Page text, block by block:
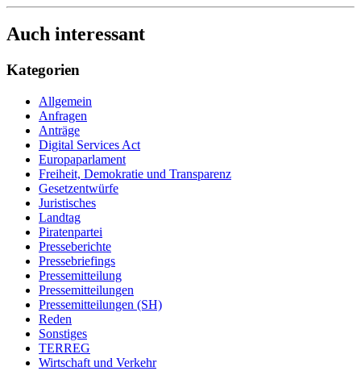
Auch interessant
Kategorien
Allgemein
Anfragen
Anträge
Digital Services Act
Europaparlament
Freiheit, Demokratie und Transparenz
Gesetzentwürfe
Juristisches
Landtag
Piratenpartei
Presseberichte
Pressebriefings
Pressemitteilung
Pressemitteilungen
Pressemitteilungen (SH)
Reden
Sonstiges
TERREG
Wirtschaft und Verkehr